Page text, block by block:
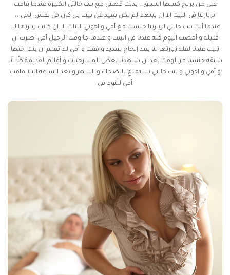
علي من يريح كسها الشبق،، بدئت قصتي مع بنت خالتي الكبيرة عندما قامت
بزيارتنا في البيت الا ان بيتهم لم يكن بعيد عن بيتنا بل كان في نفس الحي ،،
عندما أتت بنت خالتي لزيارتنا جلست مع أمي و اخوتي البنات الا ان كانت زيارتها لنا
قليله و أمضت اليوم كله عندنا في البيت و عندما جا وقت الرحيل أمي اصرت ان
تبيت عندنا لقله زيارتها لنا بعد إلحاح شديد وافقت و أمي لم تعلم ان بنت اختها
شبقه جنسيا مر الوقت بعد ان شاهدنا بعض المسرحيات و أفلام القديمة كنّا أنا
و أمي و اخوتي و بنت خالتي نستمتع بالضحك و السهر و بعد الساعة ١ليلا قامت
أمي للنوم في